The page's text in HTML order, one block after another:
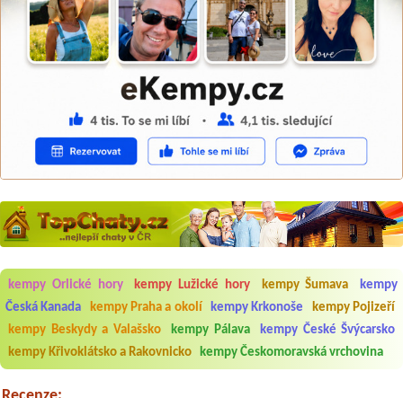
kempy Orlické hory kempy Lužické hory kempy Šumava
kempy
Česká Kanada
kempy Praha a okolí kempy Krkonoše
kempy Pojizeří
kempy Beskydy a Valašsko
kempy Pálava
kempy České Švýcarsko
kempy Křivoklátsko a Rakovnicko kempy Českomoravská vrchovina
Aneta Melicharová***
Byli jsme zde v týdnu od 25.7. do 1.8. 2026. Kemp jako takový je pěkný.
V umývárně i na WC bylo vždy čisto, doplněný papír i utěrky, což při
množství návštěvníků není samozřejmost. V kempu je obchod a
ubytovaných. Přes den jsem si připadala jak na pouti- z každého koutu